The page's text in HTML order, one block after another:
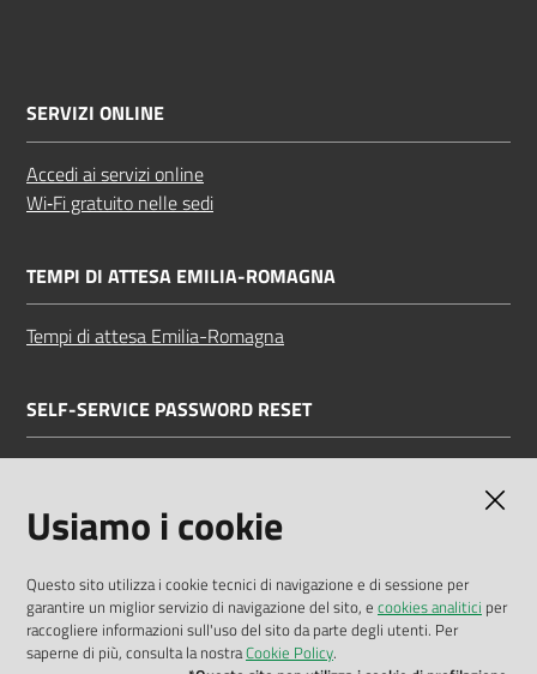
SERVIZI ONLINE
Accedi ai servizi online
Wi‑Fi gratuito nelle sedi
TEMPI DI ATTESA EMILIA-ROMAGNA
Tempi di attesa Emilia-Romagna
SELF-SERVICE PASSWORD RESET
Dichiarazione di accessibilità
Privacy policy
Usiamo i cookie
Questo sito utilizza i cookie tecnici di navigazione e di sessione per
garantire un miglior servizio di navigazione del sito, e cookies analitici per
raccogliere informazioni sull'uso del sito da parte degli utenti. Per
saperne di più, consulta la nostraCookie Policy.